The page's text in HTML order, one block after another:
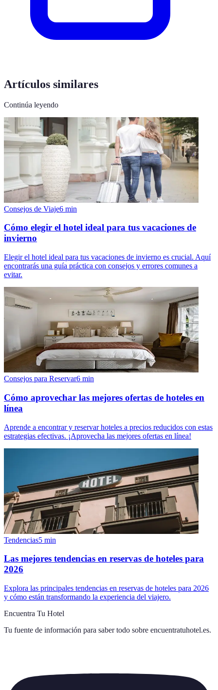
Artículos similares
Continúa leyendo
Consejos de Viaje6 min
Cómo elegir el hotel ideal para tus vacaciones de
invierno
Elegir el hotel ideal para tus vacaciones de invierno es crucial. Aquí
encontrarás una guía práctica con consejos y errores comunes a
evitar.
Consejos para Reservar6 min
Cómo aprovechar las mejores ofertas de hoteles en
línea
Aprende a encontrar y reservar hoteles a precios reducidos con estas
estrategias efectivas. ¡Aprovecha las mejores ofertas en línea!
Tendencias5 min
Las mejores tendencias en reservas de hoteles para
2026
Explora las principales tendencias en reservas de hoteles para 2026
y cómo están transformando la experiencia del viajero.
Encuentra Tu Hotel
Tu fuente de información para saber todo sobre encuentratuhotel.es.